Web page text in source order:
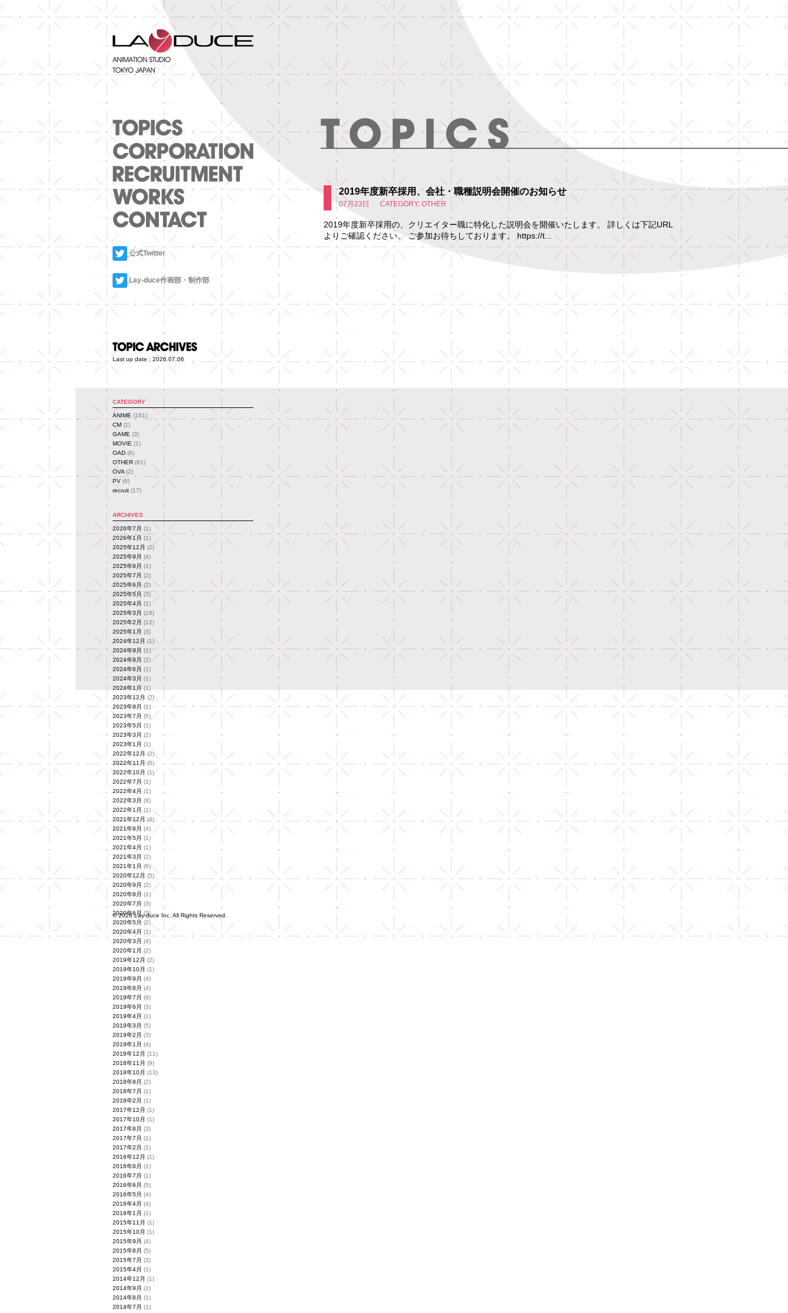
公式Twitter
Lay-duce作画部・制作部
Last up date : 2026.07.06
CATEGORY
ANIME (161)
CM (1)
GAME (3)
MOVIE (1)
OAD (8)
OTHER (61)
OVA (2)
PV (6)
recruit (17)
ARCHIVES
2026年7月 (1)
2026年1月 (1)
2025年12月 (2)
2025年9月 (4)
2025年8月 (1)
2025年7月 (2)
2025年6月 (2)
2025年5月 (3)
2025年4月 (1)
2025年3月 (18)
2025年2月 (12)
2025年1月 (3)
2024年12月 (1)
2024年9月 (1)
2024年8月 (2)
2024年6月 (1)
2024年3月 (1)
2024年1月 (1)
2023年12月 (2)
2023年8月 (1)
2023年7月 (5)
2023年5月 (1)
2023年3月 (2)
2023年1月 (1)
2022年12月 (2)
2022年11月 (5)
2022年10月 (1)
2022年7月 (1)
2022年4月 (1)
2022年3月 (8)
2022年1月 (1)
2021年12月 (4)
2021年8月 (4)
2021年5月 (1)
2021年4月 (1)
2021年3月 (2)
2021年1月 (6)
2020年12月 (5)
2020年9月 (2)
2020年8月 (1)
2020年7月 (3)
2020年6月 (3)
2020年5月 (2)
2020年4月 (1)
2020年3月 (4)
2020年1月 (2)
2019年12月 (2)
2019年10月 (1)
2019年9月 (4)
2019年8月 (4)
2019年7月 (9)
2019年6月 (3)
2019年4月 (1)
2019年3月 (5)
2019年2月 (3)
2019年1月 (4)
2018年12月 (11)
2018年11月 (9)
2018年10月 (13)
2018年8月 (2)
2018年7月 (1)
2018年2月 (1)
2017年12月 (1)
2017年10月 (1)
2017年8月 (3)
2017年7月 (1)
2017年2月 (1)
2016年12月 (1)
2016年8月 (1)
2016年7月 (1)
2016年6月 (5)
2016年5月 (4)
2016年4月 (4)
2016年1月 (1)
2015年11月 (1)
2015年10月 (1)
2015年9月 (4)
2015年8月 (5)
2015年7月 (3)
2015年4月 (1)
2014年12月 (1)
2014年9月 (1)
2014年8月 (1)
2014年7月 (1)
2019年度新卒採用、会社・職種説明会開催のお知らせ
07月23日 CATEGORY: OTHER
2019年度新卒採用の、クリエイター職に特化した説明会を開催いたします。 詳しくは下記URL
よりご確認ください。 ご参加お待ちしております。 https://t...
© 2026 Lay-duce Inc. All Rights Reserved.